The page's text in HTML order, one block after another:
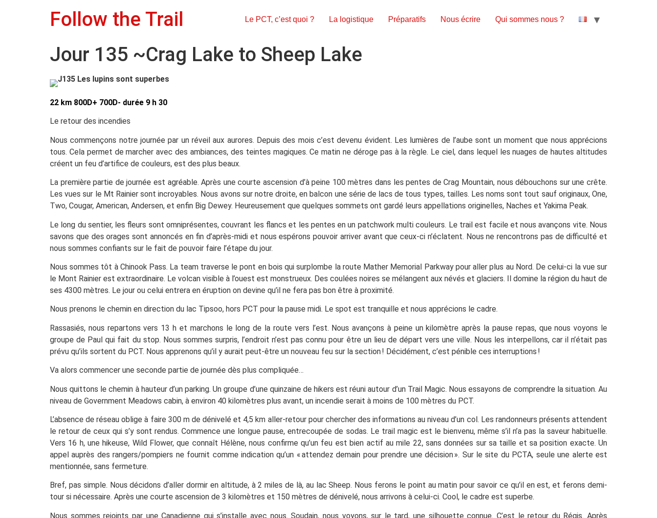
Follow the Trail Le PCT, c’est quoi ? La logistique Préparatifs Nous écrire Qui sommes nous ?
Jour 135 ~Crag Lake to Sheep Lake
22 km 800D+ 700D- durée 9 h 30
Le retour des incendies
Nous commençons notre journée par un réveil aux aurores. Depuis des mois c’est devenu évident. Les lumières de l’aube sont un moment que nous apprécions
tous. Cela permet de marcher avec des ambiances, des teintes magiques. Ce matin ne déroge pas à la règle. Le ciel, dans lequel les nuages de hautes altitudes
créent un feu d’artifice de couleurs, est des plus beaux.
La première partie de journée est agréable. Après une courte ascension d’à peine 100 mètres dans les pentes de Crag Mountain, nous débouchons sur une crête.
Les vues sur le Mt Rainier sont incroyables. Nous avons sur notre droite, en balcon une série de lacs de tous types, tailles. Les noms sont tout sauf originaux, One,
Two, Cougar, American, Andersen, et enfin Big Dewey. Heureusement que quelques sommets ont gardé leurs appellations originelles, Naches et Yakima Peak.
Le long du sentier, les fleurs sont omniprésentes, couvrant les flancs et les pentes en un patchwork multi couleurs. Le trail est facile et nous avançons vite. Nous
savons que des orages sont annoncés en fin d’après-midi et nous espérons pouvoir arriver avant que ceux-ci n’éclatent. Nous ne rencontrons pas de difficulté et
nous sommes confiants sur le fait de pouvoir faire l’étape du jour.
Nous sommes tôt à Chinook Pass. La team traverse le pont en bois qui surplombe la route Mather Memorial Parkway pour aller plus au Nord. De celui-ci la vue sur
le Mont Rainier est extraordinaire. Le volcan visible à l’ouest est monstrueux. Des coulées noires se mélangent aux névés et glaciers. Il domine la région du haut de
ses 4300 mètres. Le jour ou celui entrera en éruption on devine qu’il ne fera pas bon être à proximité.
Nous prenons le chemin en direction du lac Tipsoo, hors PCT pour la pause midi. Le spot est tranquille et nous apprécions le cadre.
Rassasiés, nous repartons vers 13 h et marchons le long de la route vers l’est. Nous avançons à peine un kilomètre après la pause repas, que nous voyons le
groupe de Paul qui fait du stop. Nous sommes surpris, l’endroit n’est pas connu pour être un lieu de départ vers une ville. Nous les interpellons, car il n’était pas
prévu qu’ils sortent du PCT. Nous apprenons qu’il y aurait peut-être un nouveau feu sur la section ! Décidément, c’est pénible ces interruptions !
Va alors commencer une seconde partie de journée dès plus compliquée…
Nous quittons le chemin à hauteur d’un parking. Un groupe d’une quinzaine de hikers est réuni autour d’un Trail Magic. Nous essayons de comprendre la situation. Au
niveau de Government Meadows cabin, à environ 40 kilomètres plus avant, un incendie serait à moins de 100 mètres du PCT.
L’absence de réseau oblige à faire 300 m de dénivelé et 4,5 km aller-retour pour chercher des informations au niveau d’un col. Les randonneurs présents attendent
le retour de ceux qui s’y sont rendus. Commence une longue pause, entrecoupée de sodas. Le trail magic est le bienvenu, même s’il n’a pas la saveur habituelle.
Vers 16 h, une hikeuse, Wild Flower, que connaît Hélène, nous confirme qu’un feu est bien actif au mile 22, sans données sur sa taille et sa position exacte. Un
appel auprès des rangers/pompiers ne fournit comme indication qu’un « attendez demain pour prendre une décision ». Sur le site du PCTA, seule une alerte est
mentionnée, sans fermeture.
Bref, pas simple. Nous décidons d’aller dormir en altitude, à 2 miles de là, au lac Sheep. Nous ferons le point au matin pour savoir ce qu’il en est, et ferons demi-
tour si nécessaire. Après une courte ascension de 3 kilomètres et 150 mètres de dénivelé, nous arrivons à celui-ci. Cool, le cadre est superbe.
Nous sommes rejoints par une Canadienne qui s’installe avec nous. Soudain, nous voyons, sur le tard, une silhouette connue. C’est le retour du Régis. Après